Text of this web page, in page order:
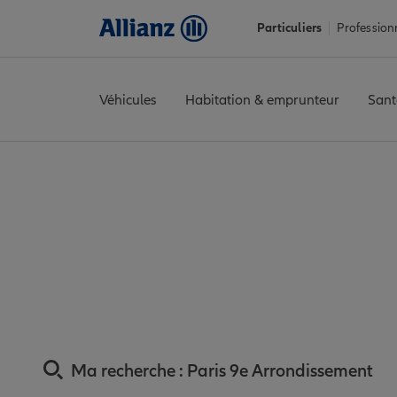
Particuliers
Véhicules Habitation & emprunteur
Ma recherche : Paris 9e Arrondissement